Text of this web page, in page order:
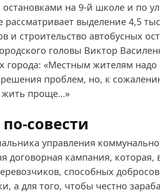
на 9‑й школе и по
выделение 4,5
и строительство автобусных
головы Виктор
города: «Местным жителям
проблем, но, к
жить проще…»
управления
договорная кампания, которая,
способных
а для того, чтобы честно